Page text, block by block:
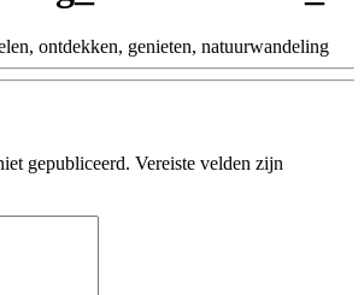
gepubliceerd. Vereiste velden zijn